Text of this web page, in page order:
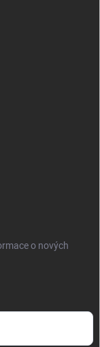
o nových